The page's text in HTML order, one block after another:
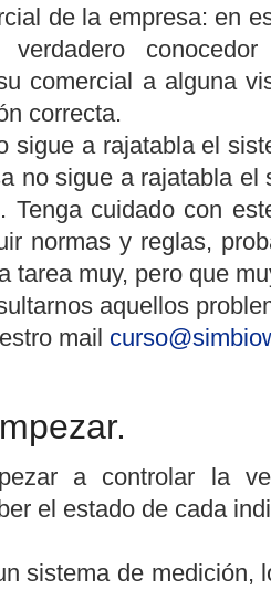
de la empresa: en
verdadero
comercial a alguna
correcta.
sigue a rajatabla el
no sigue a rajatabla
Tenga cuidado con
normas y reglas,
tarea muy, pero que
aquellos
mail
a controlar la
el estado de cada
sistema de medición,